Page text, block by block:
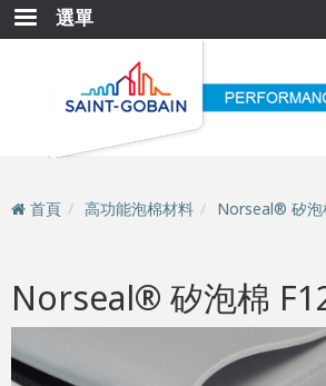
移
至
選單
首頁 高功能泡棉材料 Norseal® 矽泡
Norseal® 矽泡棉